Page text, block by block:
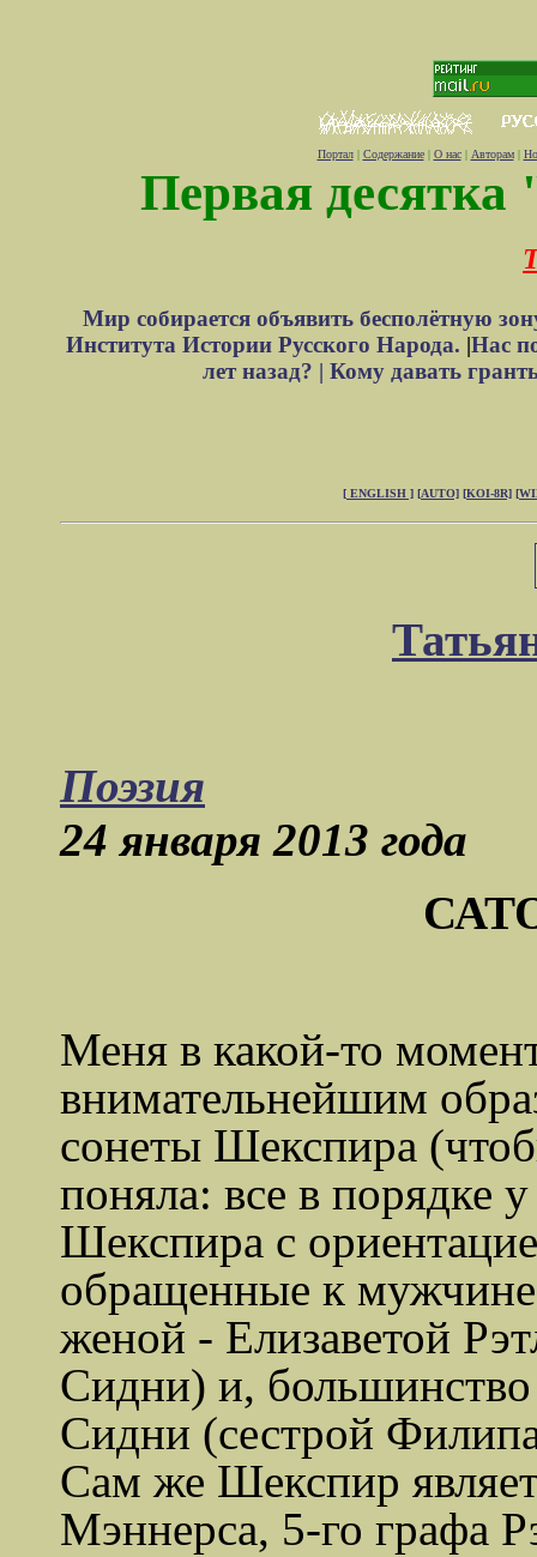
Портал| Содержание| О нас| Авторам|
Первая десятка
Мир собирается объявить бесполётную
Института Истории Русского Народа. |Нас
лет назад? | Кому давать
[ ENGLISH ] [AUTO] [KOI-8R]
Поэзия
24 января 2013 года
Меня в какой-то
внимательнейшим
сонеты Шекспира
поняла: все в порядке
Шекспира с
обращенные к
женой - Елизаветой
Сидни) и,
Сидни (сестрой
Сам же Шекспир
Мэннерса, 5-го графа